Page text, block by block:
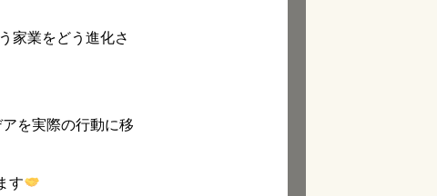
家業をどう進化さ
を実際の行動に移
す